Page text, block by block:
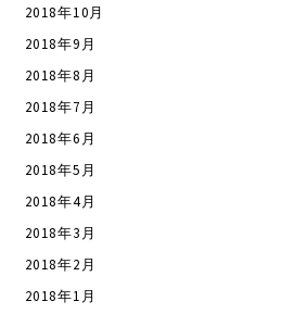
2018年10月
2018年9月
2018年8月
2018年7月
2018年6月
2018年5月
2018年4月
2018年3月
2018年2月
2018年1月